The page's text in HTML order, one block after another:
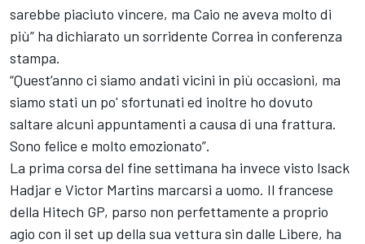
sarebbe piaciuto vincere, ma Caio ne aveva molto di
più” ha dichiarato un sorridente Correa in conferenza
stampa.
“Quest’anno ci siamo andati vicini in più occasioni, ma
siamo stati un po' sfortunati ed inoltre ho dovuto
saltare alcuni appuntamenti a causa di una frattura.
Sono felice e molto emozionato”.
La prima corsa del fine settimana ha invece visto Isack
Hadjar e Victor Martins marcarsi a uomo. Il francese
della Hitech GP, parso non perfettamente a proprio
agio con il set up della sua vettura sin dalle Libere, ha